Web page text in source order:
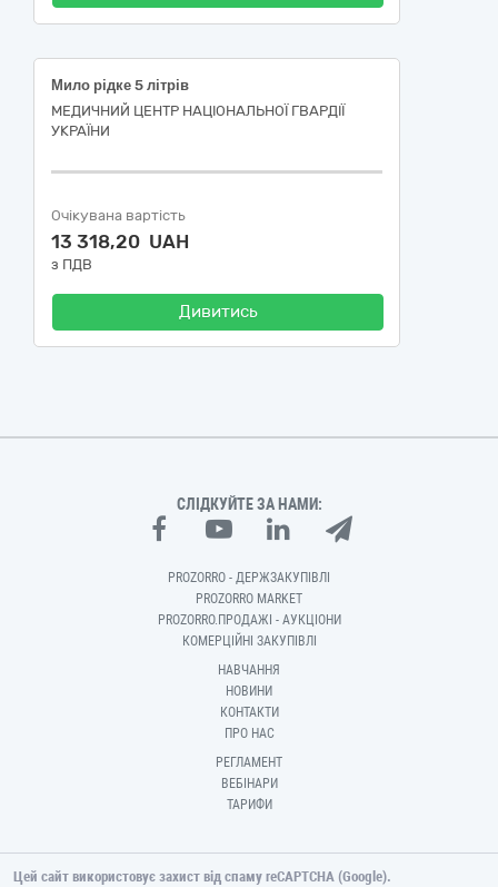
Мило рідке 5 літрів
МЕДИЧНИЙ ЦЕНТР НАЦІОНАЛЬНОЇ ГВАРДІЇ
УКРАЇНИ
Очікувана вартість
13 318,20 UAH
з ПДВ
Дивитись
СЛІДКУЙТЕ ЗА НАМИ:
PROZORRO - ДЕРЖЗАКУПІВЛІ
PROZORRO MARKET
PROZORRO.ПРОДАЖІ - АУКЦІОНИ
КОМЕРЦІЙНІ ЗАКУПІВЛІ
НАВЧАННЯ
НОВИНИ
КОНТАКТИ
ПРО НАС
РЕГЛАМЕНТ
ВЕБІНАРИ
ТАРИФИ
Цей сайт використовує захист від спаму reCAPTCHA (Google).